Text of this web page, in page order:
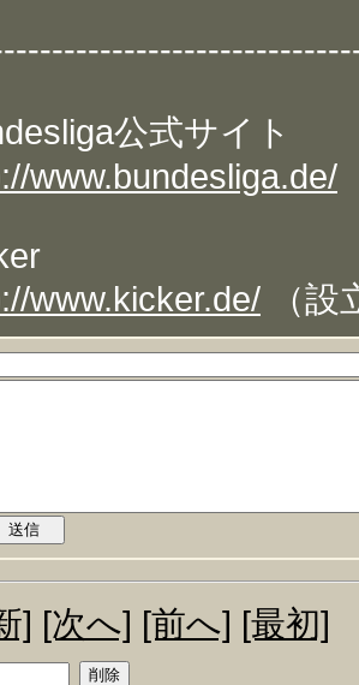
公式サイト
www.bundesliga.de/
www.kicker.de/ （設
] [次へ] [前へ] [最初]